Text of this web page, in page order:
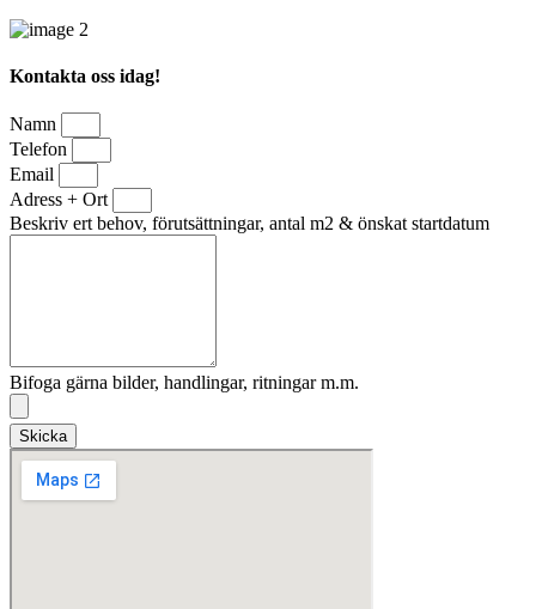
Kontakta oss idag!
Namn
Telefon
Email
Adress + Ort
Beskriv ert behov, förutsättningar, antal m2 & önskat startdatum
Bifoga gärna bilder, handlingar, ritningar m.m.
Skicka